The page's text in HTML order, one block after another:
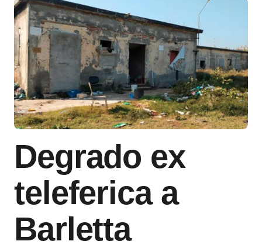
Degrado ex
teleferica a
Barletta